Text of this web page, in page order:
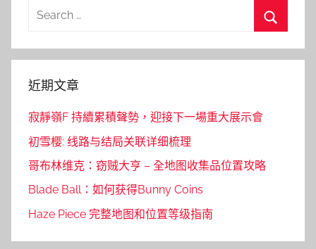
Search
近期文章
寂靜嶺F 持續累積聲勢，迎接下一場重大展示會
初雪樱: 线路与结局关联详细梳理
哥布林维克：窃贼大亨 – 全地图收集品位置攻略
Blade Ball：如何获得Bunny Coins
Haze Piece 完整地图和位置等级指南